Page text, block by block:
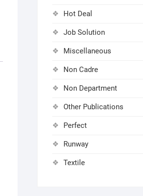
Hot Deal
Job Solution
Miscellaneous
Non Cadre
Non Department
Other Publications
Perfect
Runway
Textile